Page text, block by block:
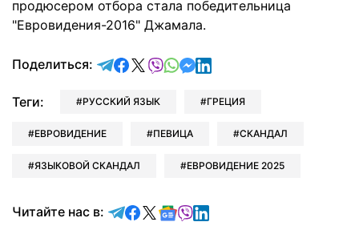
продюсером отбора стала победительница
"Евровидения-2016" Джамала.
Поделиться: отправить в Telegram
поделиться в Facebook
поделиться в X
отправить в Viber
отправить в Whatsapp
отправить в Messenger
отправить в LinkedIn
Теги: РУССКИЙ ЯЗЫК ГРЕЦИЯ
ЕВРОВИДЕНИЕ ПЕВИЦА СКАНДАЛ
ЯЗЫКОВОЙ СКАНДАЛ ЕВРОВИДЕНИЕ 2025
Читайте нас в: Читайте в Telegram
Читайте в Facebook
Читайте в X
Читайте в Google news
Читайте в Viber
Читайте в LinkedIn